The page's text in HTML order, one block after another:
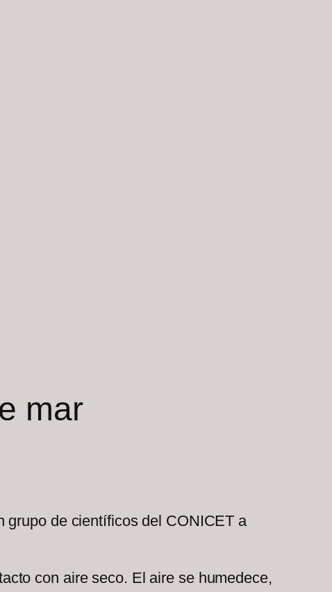
mar
grupo de científicos del CONICET a
con aire seco. El aire se humedece,